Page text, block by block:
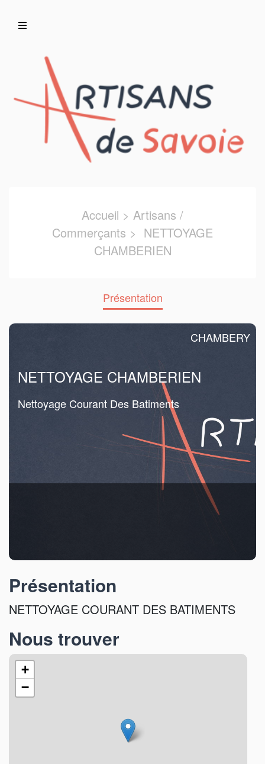
Accueil
Artisans/Commerçants
Accueil > Artisans /
Commerçants > NETTOYAGE
CHAMBERIEN
Présentation
NETTOYAGE CHAMBERIEN
Nettoyage Courant Des Batiments
CHAMBERY
Présentation
NETTOYAGE COURANT DES BATIMENTS
Nous trouver
+
−